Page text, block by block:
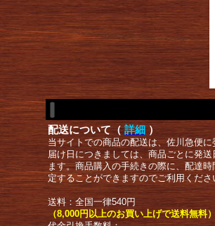
配送について（ 詳細 ）
当サイトでの商品の配送は、佐川急便
届け日につきましては、商品ごとに発
ます。商品購入の手続きの際に、配達
定することができますのでご利用くださ
送料：全国一律540円
（8,000円以上のお買い上げで送料無料